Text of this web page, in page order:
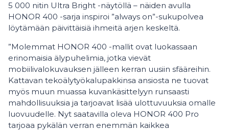
5 000 nitin Ultra Bright -näytöllä – näiden avulla
HONOR 400 -sarja inspiroi ”always on”-sukupolvea
löytämään päivittäisiä ihmeitä arjen keskeltä.
”Molemmat HONOR 400 -mallit ovat luokassaan
erinomaisia älypuhelimia, jotka vievät
mobiilivalokuvauksen jälleen kerran uusiin sfääreihin.
Kattavan tekoälytyökalupakkinsa ansiosta ne tuovat
myös muun muassa kuvankäsittelyyn runsaasti
mahdollisuuksia ja tarjoavat lisää ulottuvuuksia omalle
luovuudelle. Nyt saatavilla oleva HONOR 400 Pro
tarjoaa pykälän verran enemmän kaikkea